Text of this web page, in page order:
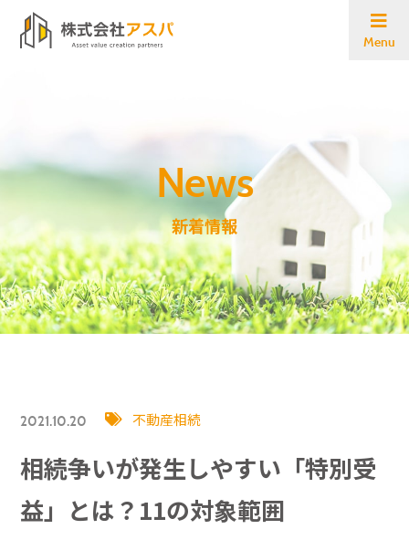
Menu
新着情報
2021.10.20 不動産相続
相続争いが発生しやすい「特別受
益」とは？11の対象範囲